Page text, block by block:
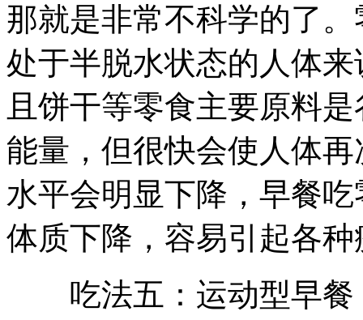
那就是非常不科学的了
处于半脱水状态的人体
且饼干等零食主要原料
能量，但很快会使人体
水平会明显下降，早餐
体质下降，容易引起各
吃法五：运动型早餐